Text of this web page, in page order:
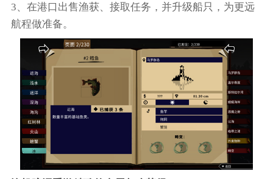
3、在港口出售渔获、接取任务，并升级船只，为更远
航程做准备。